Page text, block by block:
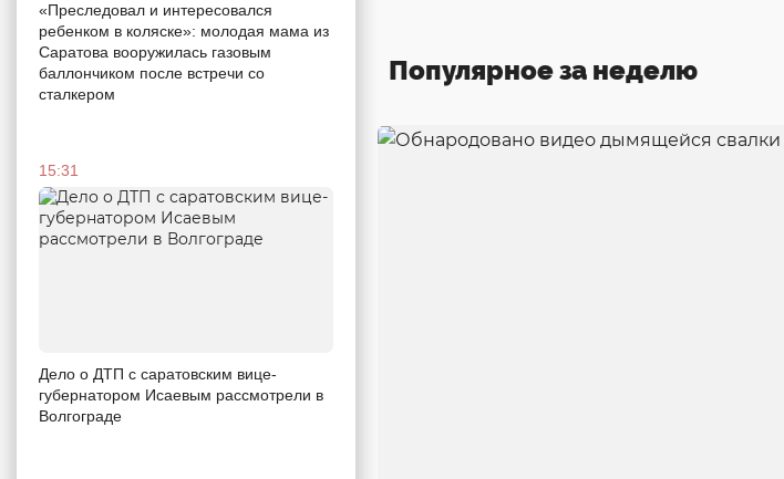
«Преследовал и интересовался
ребенком в коляске»: молодая мама из
Саратова вооружилась газовым
баллончиком после встречи со
сталкером
15:31
Дело о ДТП с саратовским вице-
губернатором Исаевым рассмотрели в
Волгограде
Популярное за неделю